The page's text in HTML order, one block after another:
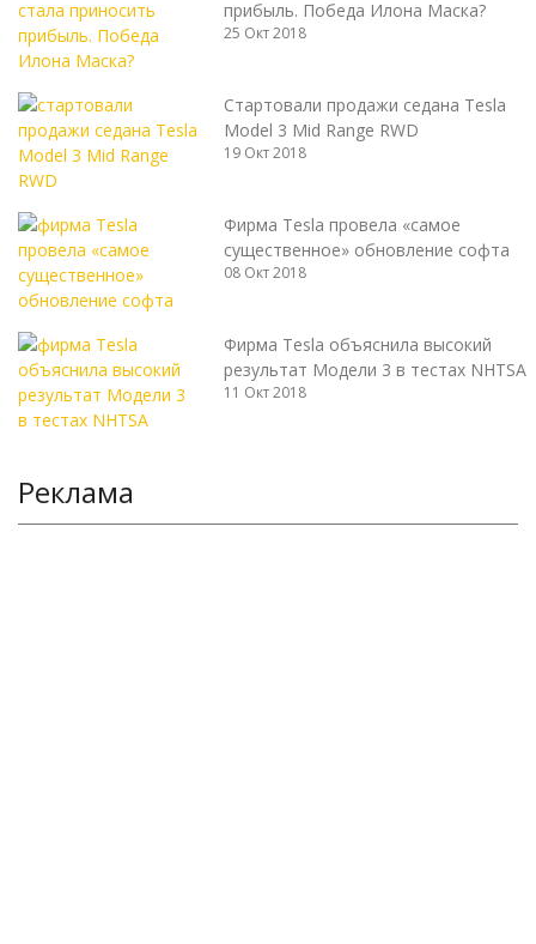
прибыль. Победа Илона Маска?
25 Окт 2018
Стартовали продажи седана Tesla
Model 3 Mid Range RWD
19 Окт 2018
Фирма Tesla провела «самое
существенное» обновление софта
08 Окт 2018
Фирма Tesla объяснила высокий
результат Модели 3 в тестах NHTSA
11 Окт 2018
Реклама